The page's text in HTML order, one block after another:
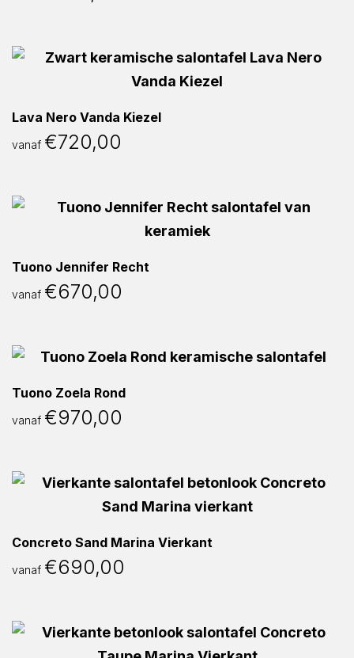
Lava Nero Vanda Kiezel
vanaf €720,00
Tuono Jennifer Recht
vanaf €670,00
Tuono Zoela Rond
vanaf €970,00
Concreto Sand Marina Vierkant
vanaf €690,00